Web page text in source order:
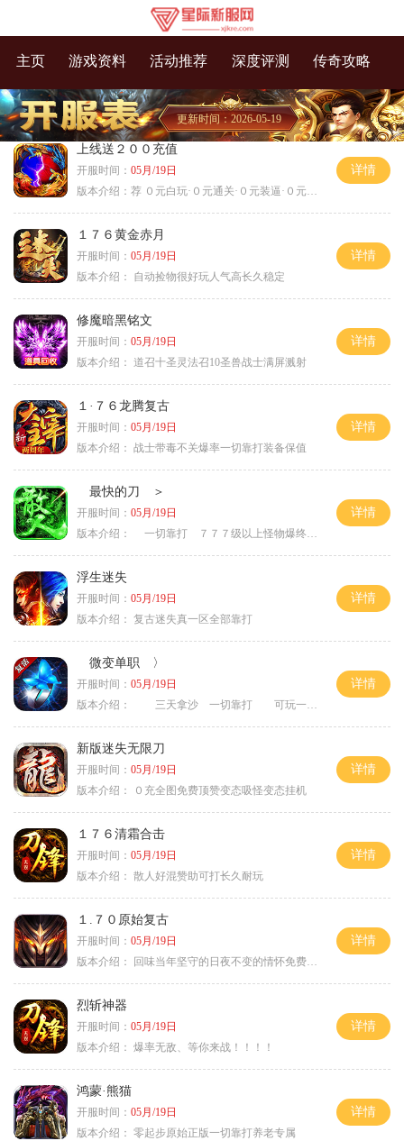
主页 游戏资料 活动推荐 深度评测 传奇攻略
更新时间：2026-05-19
上线送２００充值
开服时间： 05月/19日
版本介绍： 荐 ０元白玩·０元通关·０元装逼·０元满赞
详情
１７６黄金赤月
开服时间： 05月/19日
版本介绍：
自动捡物很好玩人气高长久稳定
详情
修魔暗黑铭文
开服时间： 05月/19日
版本介绍： 道召十圣灵法召10圣兽战士满屏溅射
详情
１·７６龙腾复古
开服时间： 05月/19日
版本介绍： 战士带毒不关爆率一切靠打装备保值
详情
最快的刀 ＞
开服时间： 05月/19日
版本介绍：
一切靠打 ７７７级以上怪物爆终极 ＞
详情
浮生迷失
开服时间： 05月/19日
版本介绍： 复古迷失真一区全部靠打
详情
微变单职 〉
开服时间： 05月/19日
版本介绍：
三天拿沙 一切靠打 可玩一年 〉
详情
新版迷失无限刀
开服时间： 05月/19日
版本介绍：
０充全图免费顶赞变态吸怪变态挂机
详情
１７６清霜合击
开服时间： 05月/19日
版本介绍： 散人好混赞助可打长久耐玩
详情
１.７０原始复古
开服时间： 05月/19日
版本介绍：
回味当年坚守的日夜不变的情怀免费绿色
详情
烈斩神器
开服时间： 05月/19日
版本介绍： 爆率无敌、等你来战！！！！
详情
鸿蒙·熊猫
开服时间： 05月/19日
版本介绍： 零起步原始正版一切靠打养老专属
详情